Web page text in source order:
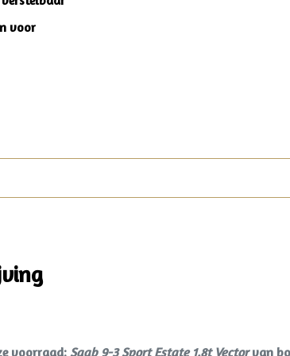
voor
verstelbaar
voorraad: Saab 9-3 Sport Estate 1.8t Vectorvan